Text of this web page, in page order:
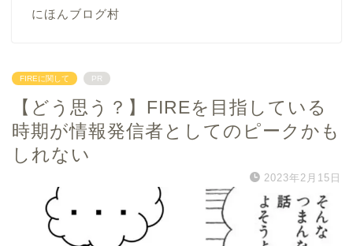
にほんブログ村
FIREに関して PR
【どう思う？】FIREを目指している
時期が情報発信者としてのピークかも
しれない
2023年2月15日